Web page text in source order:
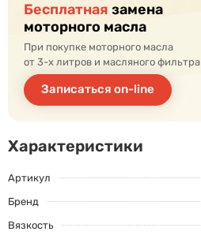
Характеристики
Артикул
Бренд
Вязкость
Бесплатная замена
моторного масла
При покупке моторного масла
от 3-х литров и масляного фильтра
Записаться on-line